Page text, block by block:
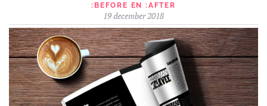
:BEFORE EN :AFTER
19 december 2018